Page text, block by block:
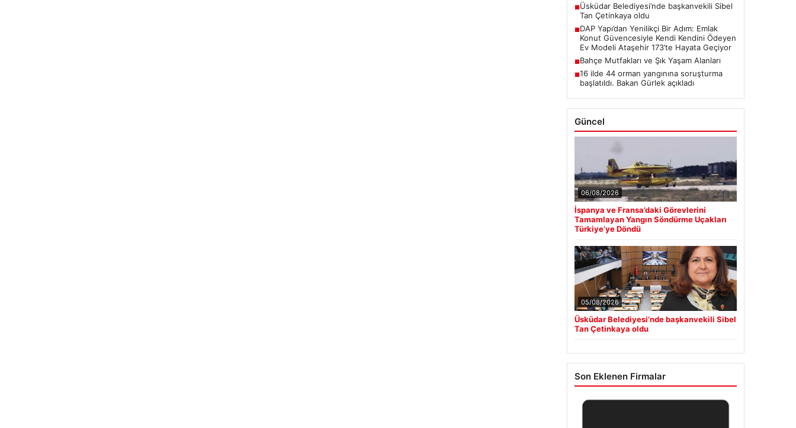
■Üsküdar Belediyesi’nde başkanvekili Sibel
Tan Çetinkaya oldu
■DAP Yapı’dan Yenilikçi Bir Adım: Emlak
Konut Güvencesiyle Kendi Kendini Ödeyen
Ev Modeli Ataşehir 173’te Hayata Geçiyor
■Bahçe Mutfakları ve Şık Yaşam Alanları
■16 ilde 44 orman yangınına soruşturma
başlatıldı. Bakan Gürlek açıkladı
Güncel
06/08/2026
İspanya ve Fransa’daki Görevlerini
Tamamlayan Yangın Söndürme Uçakları
Türkiye’ye Döndü
05/08/2026
Üsküdar Belediyesi’nde başkanvekili Sibel
Tan Çetinkaya oldu
Son Eklenen Firmalar